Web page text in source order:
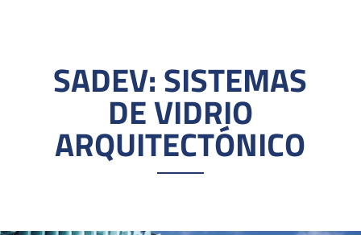
SADEV: SISTEMAS
DE VIDRIO
ARQUITECTÓNICO